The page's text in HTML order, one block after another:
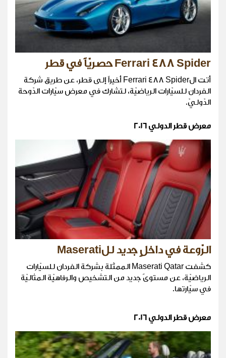
Ferrari 488 Spider حصريّاً في قطر
أتت الFerrari 488 Spider أخيراً إلى قطر، عن طريق شركة
الفردان للسيّارات الرياضيّة، لتشارك في معرض سيّارات الدّوحة
الدّوليّ.
معرض قطر الدولي 2016
الرّوعة في داخلٍ جديد للMaserati
كشفت Maserati Qatar الممثّلة بشركة الفردان للسيّارات
الرياضيّة، عن مستوىً جديد من التشخيص والرفاهيّة المثاليّة
في سيّارتها.
معرض قطر الدولي 2016